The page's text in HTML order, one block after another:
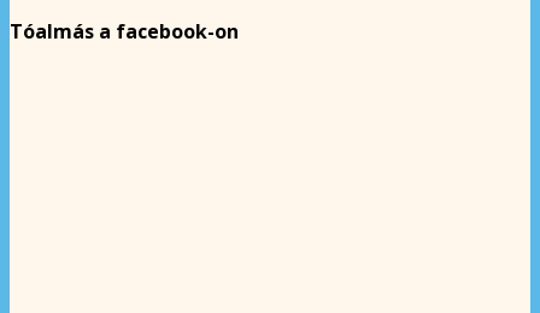
Tóalmás a facebook-on